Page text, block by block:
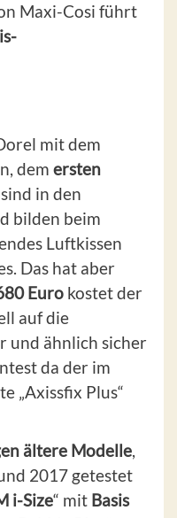
Maxi-Cosi führt
mit dem
dem ersten
in den
bilden beim
Luftkissen
Das hat aber
Euro kostet der
auf die
und ähnlich sicher
da der im
„Axissfix Plus“
ältere Modelle,
2017 getestet
i-Size“ mit Basis